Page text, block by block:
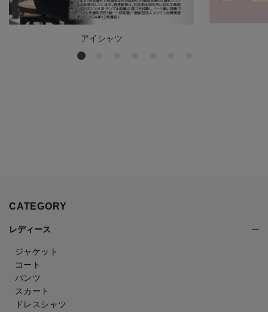
アイシャツ
CATEGORY
レディース
ジャケット
コート
パンツ
スカート
ドレスシャツ